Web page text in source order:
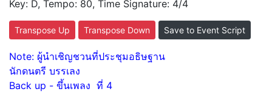
Key: D, Tempo: 80, Time Signature: 4/4
Transpose Up Transpose Down Save to Event Script
Note: ผู้นําเชิญชวนที่ประชุมอธิษฐาน
นักดนตรี บรรเลง
Back up - ขึ้นเพลง ที่ 4